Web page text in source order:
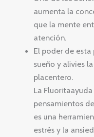
aumenta la
que la mente
atención.
El poder de
sueño y alivies
placentero.
La
pensamientos
es una
estrés y la